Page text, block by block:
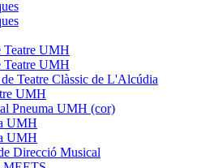
Teatre UMH
Teatre UMH
Teatre Clàssic de L'Alcúdia
UMH
Pneuma UMH (cor)
UMH
UMH
Direcció Musical